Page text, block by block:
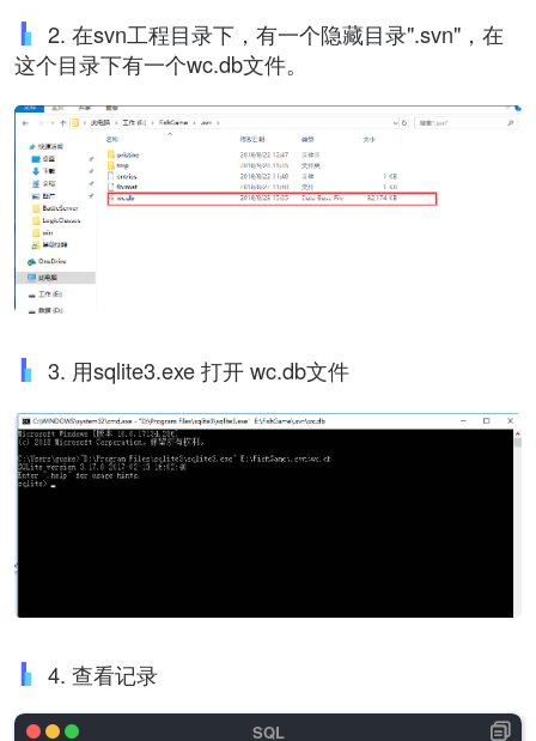
2. 在svn工程目录下，有一个隐藏目录".svn"，在
这个目录下有一个wc.db文件。
3. 用sqlite3.exe 打开 wc.db文件
4. 查看记录